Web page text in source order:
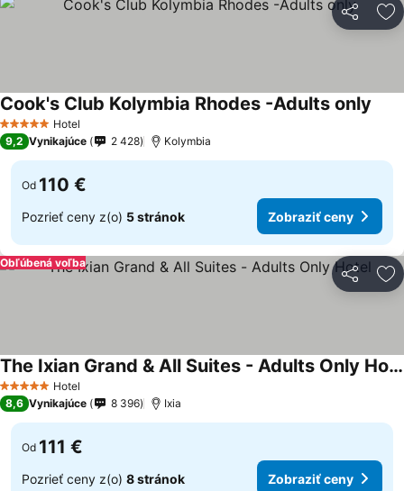
Zdieľať
5 Počet hviezdičiek
Hotel
Cook's Club Kolymbia Rhodes -Adults only
9,2 Vynikajúce 2 428 Kolymbia
Od 110 €
Pozrieť ceny z(o) 5 stránok Zobraziť ceny
Zdieľať
Obľúbená voľba
5 Počet hviezdičiek
Hotel
The Ixian Grand & All Suites - Adults Only Hotel
8,6 Vynikajúce 8 396 Ixia
Od 111 €
Pozrieť ceny z(o) 8 stránok Zobraziť ceny